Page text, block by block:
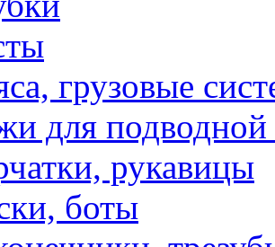
грузовые
для подводной
рукавицы
боты